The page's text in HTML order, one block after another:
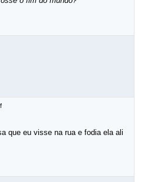
que eu visse na rua e fodia ela ali